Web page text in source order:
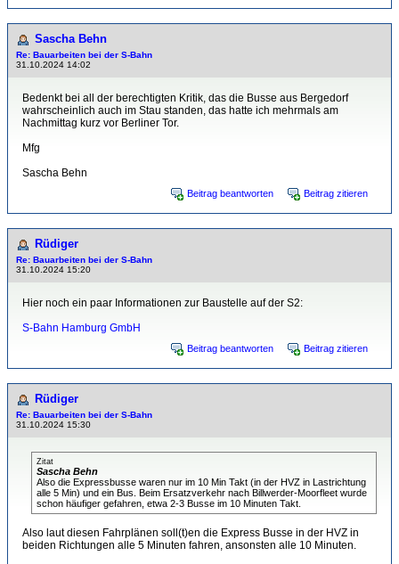
Sascha Behn
Re: Bauarbeiten bei der S-Bahn
31.10.2024 14:02
Bedenkt bei all der berechtigten Kritik, das die Busse aus Bergedorf
wahrscheinlich auch im Stau standen, das hatte ich mehrmals am
Nachmittag kurz vor Berliner Tor.
Mfg
Sascha Behn
Beitrag beantworten Beitrag zitieren
Rüdiger
Re: Bauarbeiten bei der S-Bahn
31.10.2024 15:20
Hier noch ein paar Informationen zur Baustelle auf der S2:
S-Bahn Hamburg GmbH
Beitrag beantworten Beitrag zitieren
Rüdiger
Re: Bauarbeiten bei der S-Bahn
31.10.2024 15:30
Zitat
Sascha Behn
Also die Expressbusse waren nur im 10 Min Takt (in der HVZ in Lastrichtung
alle 5 Min) und ein Bus. Beim Ersatzverkehr nach Billwerder-Moorfleet wurde
schon häufiger gefahren, etwa 2-3 Busse im 10 Minuten Takt.
Also laut diesen Fahrplänen soll(t)en die Express Busse in der HVZ in
beiden Richtungen alle 5 Minuten fahren, ansonsten alle 10 Minuten.